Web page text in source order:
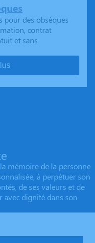
pour des obsèques
contrat
et sans
mémoire de la personne
à perpétuer son
de ses valeurs et de
avec dignité dans son